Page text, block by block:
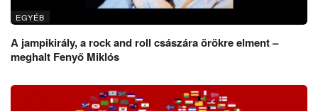
EGYÉB
A jampikirály, a rock and roll császára örökre elment –
meghalt Fenyő Miklós